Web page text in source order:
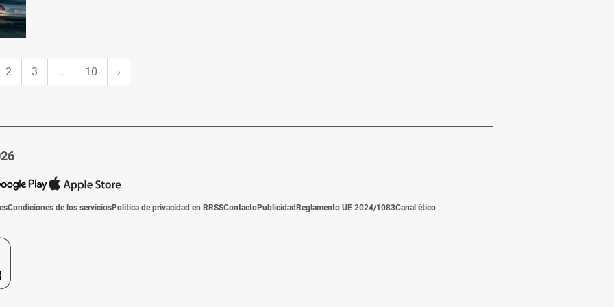
2 3 … 10 ›
Condiciones de los serviciosPolítica de privacidad en RRSSContactoPublicidadReglamento UE 2024/1083Canal ético